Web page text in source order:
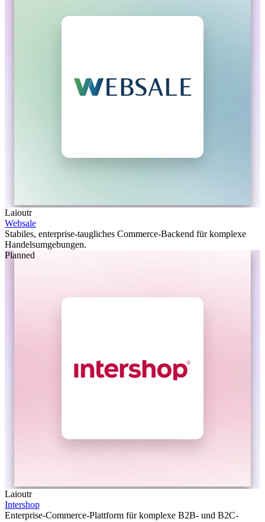
Laioutr
Websale
Stabiles, enterprise-taugliches Commerce-Backend für komplexe
Handelsumgebungen.
Planned
Laioutr
Intershop
Enterprise-Commerce-Plattform für komplexe B2B- und B2C-